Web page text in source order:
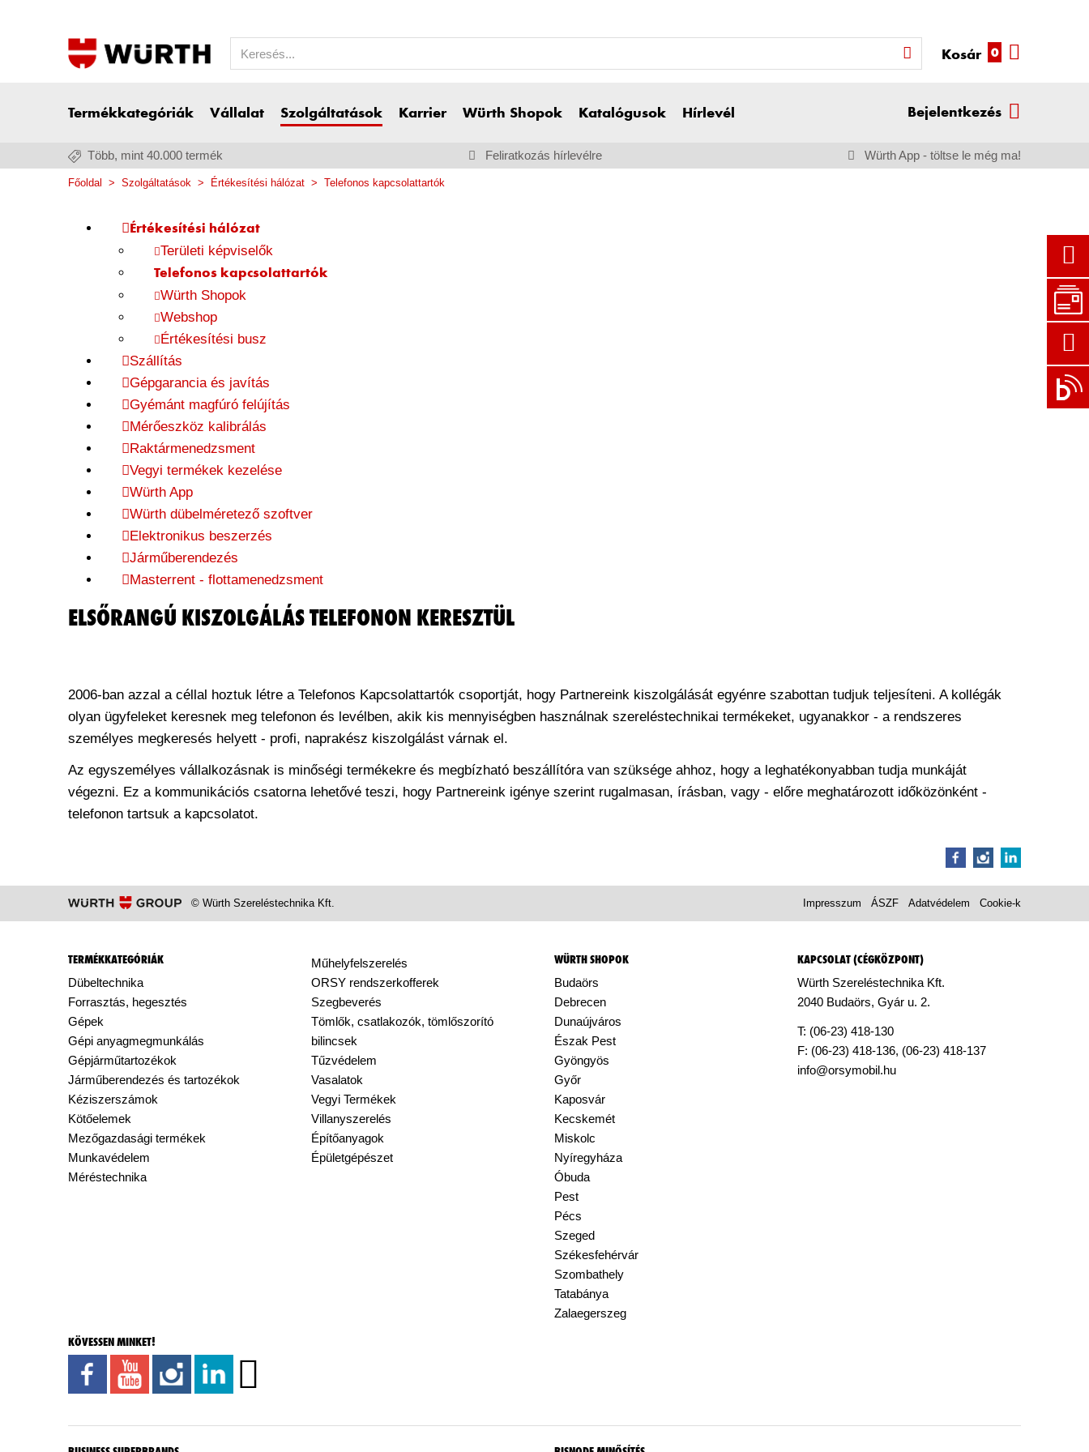
Kosár 0
Termékkategóriák Vállalat Szolgáltatások Karrier Würth Shopok Katalógusok Hírlevél Bejelentkezés
Belépé
s
Bejel
entke
ügyfélként az
használhatja, a
rendelési
Értékesítés
Több, mint 40.000 termék Feliratkozás hírlevélre Würth App - töltse le még ma!
Főoldal Szolgáltatások Értékesítési hálózat Telefonos kapcsolattartók
Értékesítési hálózat
Területi képviselők
Telefonos kapcsolattartók
Würth Shopok
Webshop
Értékesítési busz
Szállítás
Gépgarancia és javítás
Gyémánt magfúró felújítás
Mérőeszköz kalibrálás
Raktármenedzsment
Vegyi termékek kezelése
Würth App
Würth dübelméretező szoftver
Elektronikus beszerzés
Járműberendezés
Masterrent - flottamenedzsment
ELSŐRANGÚ KISZOLGÁLÁS TELEFONON KERESZTÜL
2006-ban azzal a céllal hoztuk létre a Telefonos Kapcsolattartók csoportját, hogy Partnereink kiszolgálását egyénre szabottan tudjuk teljesíteni. A kollégák
olyan ügyfeleket keresnek meg telefonon és levélben, akik kis mennyiségben használnak szereléstechnikai termékeket, ugyanakkor - a rendszeres
személyes megkeresés helyett - profi, naprakész kiszolgálást várnak el.
Az egyszemélyes vállalkozásnak is minőségi termékekre és megbízható beszállítóra van szüksége ahhoz, hogy a leghatékonyabban tudja munkáját
végezni. Ez a kommunikációs csatorna lehetővé teszi, hogy Partnereink igénye szerint rugalmasan, írásban, vagy - előre meghatározott időközönként -
telefonon tartsuk a kapcsolatot.
© Würth Szereléstechnika Kft. Impresszum ÁSZF Adatvédelem Cookie-k
TERMÉKKATEGÓRIÁK
Dübeltechnika
Forrasztás, hegesztés
Gépek
Gépi anyagmegmunkálás
Gépjárműtartozékok
Járműberendezés és tartozékok
Kéziszerszámok
Kötőelemek
Mezőgazdasági termékek
Munkavédelem
Méréstechnika
Műhelyfelszerelés
ORSY rendszerkofferek
Szegbeverés
Tömlők, csatlakozók, tömlőszorító
bilincsek
Tűzvédelem
Vasalatok
Vegyi Termékek
Villanyszerelés
Építőanyagok
Épületgépészet
WÜRTH SHOPOK
Budaörs
Debrecen
Dunaújváros
Észak Pest
Gyöngyös
Győr
Kaposvár
Kecskemét
Miskolc
Nyíregyháza
Óbuda
Pest
Pécs
Szeged
Székesfehérvár
Szombathely
Tatabánya
Zalaegerszeg
KAPCSOLAT (CÉGKÖZPONT)
Würth Szereléstechnika Kft.
2040 Budaörs, Gyár u. 2.
T: (06-23) 418-130
F: (06-23) 418-136, (06-23) 418-137
info@orsymobil.hu
KÖVESSEN MINKET!